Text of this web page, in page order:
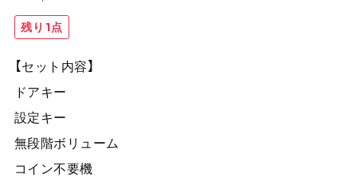
残り1点
【セット内容】
ドアキー
設定キー
無段階ボリューム
コイン不要機